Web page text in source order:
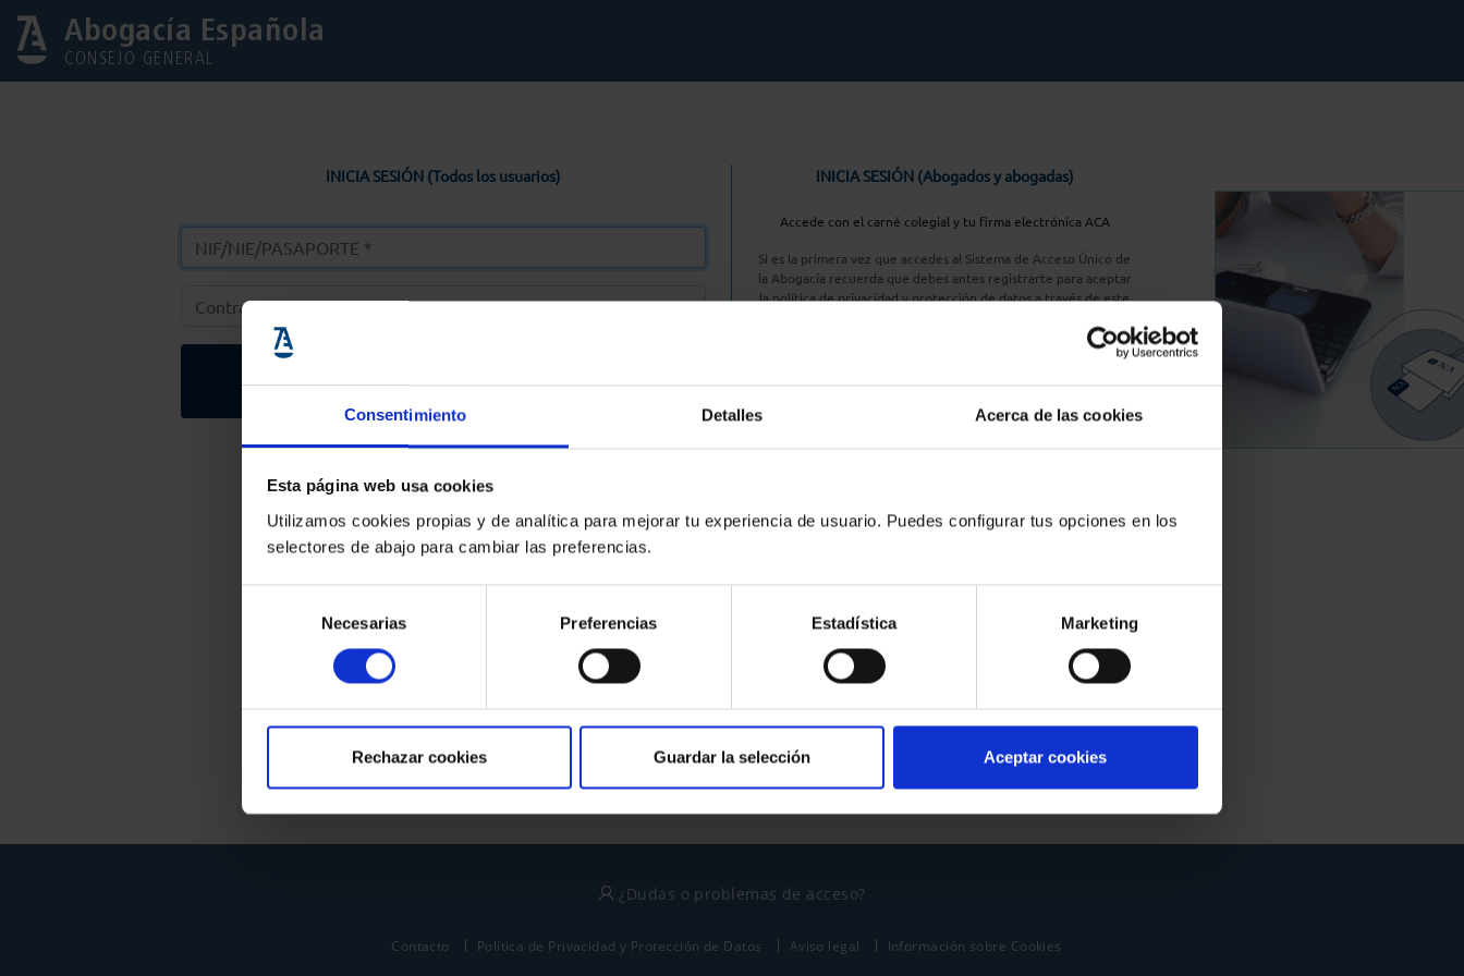
Consentimiento Detalles Acerca de las cookies
Esta página web usa cookies
Utilizamos cookies propias y de analítica para mejorar tu experiencia de usuario. Puedes configurar tus opciones en los
selectores de abajo para cambiar las preferencias.
consentimiento
Necesarias Preferencias Estadística Marketing
Rechazar cookies Guardar la selección Aceptar cookies
Abogacía Española
CONSEJO GENERAL
INICIA SESIÓN (Todos los usuarios)
Entrar
Solicitar Contraseña
INICIA SESIÓN (Abogados y abogadas)
Accede con el carné colegial y tu firma electrónica ACA
Si es la primera vez que accedes al Sistema de Acceso Único de
la Abogacía recuerda que debes antes registrarte para aceptar
la política de privacidad y protección de datos a través de este
Entrar con ACA Plus
¿No tienes cuenta?
política de privacidad
y términos del servicio
¿Dudas o problemas de acceso?
Contacto Política de Privacidad y Protección de Datos Aviso legal Información sobre Cookies